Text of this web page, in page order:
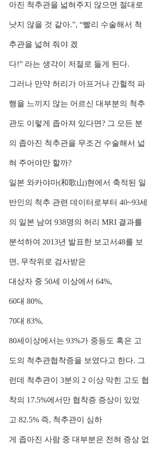
아진 척추관을 넓혀주지 않으면 절대로
낫지 않을 것 같아.”, “빨리 수술해서 척
추관을 넓혀 줘야 겠
다!” 라는 생각이 저절로 들게 된다.
그러나 만약 허리가 아프거나 간헐적 파
행을 느끼지 않는 어르신 대부분의 척추
관도 이렇게 좁아져 있다면? 그 모든 분
의 좁아진 척추관을 무조건 수술해서 넓
혀 주어야만 할까?
일본 와카야마(和歌山)현에서 축적된 일
반인의 척추 관련 데이터로부터 40~93세
의 일본 남여 938명의 허리 MRI 결과를
분석하여 2013년 발표한 보고서48를 보
면, 무작위로 검사받은
대상자 중 50세 이상에서 64%,
60대 80%,
70대 83%,
80세이상에서는 93%가 중등도 혹은 고
도의 척추관협착증을 보였다고 한다. 그
런데 척추관이 3분의 2 이상 막힌 고도 협
착의 17.5%에서만 협착증 증상이 있었
고 82.5% 즉, 척추관이 심하
게 좁아진 사람 중 대부분은 전혀 증상 없